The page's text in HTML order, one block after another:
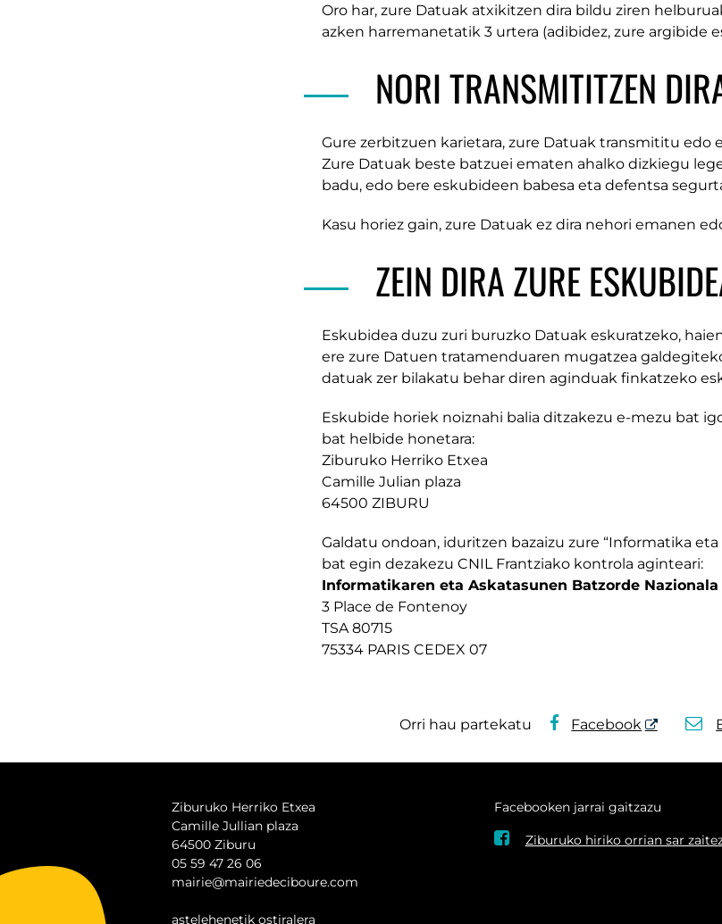
Oro har, zure Datuak atxikitzen dira bildu ziren
azken harremanetatik 3 urtera (adibidez, zure argibide
NORI TRANSMITITZEN
Gure zerbitzuen karietara, zure Datuak transmititu edo
Zure Datuak beste batzuei ematen ahalko dizkiegu
badu, edo bere eskubideen babesa eta defentsa
Kasu horiez gain, zure Datuak ez dira nehori emanen
ZEIN DIRA ZURE
Eskubidea duzu zuri buruzko Datuak eskuratzeko,
ere zure Datuen tratamenduaren mugatzea
datuak zer bilakatu behar diren aginduak finkatzeko
Eskubide horiek noiznahi balia ditzakezu e-mezu bat
bat helbide honetara:
Ziburuko Herriko Etxea
Camille Julian plaza
64500 ZIBURU
Galdatu ondoan, iduritzen bazaizu zure “Informatika
bat egin dezakezu CNIL Frantziako kontrola aginteari:
Informatikaren eta Askatasunen Batzorde Nazionala
3 Place de Fontenoy
TSA 80715
75334 PARIS CEDEX 07
Orri hau partekatu Facebook
Ziburuko Herriko Etxea
Camille Jullian plaza
64500 Ziburu
05 59 47 26 06
mairie@mairiedeciboure.com
astelehenetik ostiralera
Facebooken jarrai gaitzazu
 Ziburuko hiriko orrian sar